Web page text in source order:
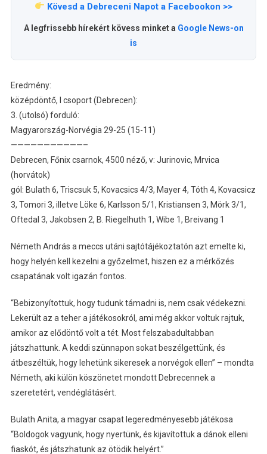
Kövesd a Debreceni Napot a Facebookon >>
A legfrissebb hírekért kövess minket a Google News-on
is
Eredmény:
középdöntő, I csoport (Debrecen):
3. (utolsó) forduló:
Magyarország-Norvégia 29-25 (15-11)
———————————–
Debrecen, Főnix csarnok, 4500 néző, v: Jurinovic, Mrvica
(horvátok)
gól: Bulath 6, Triscsuk 5, Kovacsics 4/3, Mayer 4, Tóth 4, Kovacsicz
3, Tomori 3, illetve Löke 6, Karlsson 5/1, Kristiansen 3, Mörk 3/1,
Oftedal 3, Jakobsen 2, B. Riegelhuth 1, Wibe 1, Breivang 1
Németh András a meccs utáni sajtótájékoztatón azt emelte ki,
hogy helyén kell kezelni a győzelmet, hiszen ez a mérkőzés
csapatának volt igazán fontos.
“Bebizonyítottuk, hogy tudunk támadni is, nem csak védekezni.
Lekerült az a teher a játékosokról, ami még akkor voltuk rajtuk,
amikor az elődöntő volt a tét. Most felszabadultabban
játszhattunk. A keddi szünnapon sokat beszélgettünk, és
átbeszéltük, hogy lehetünk sikeresek a norvégok ellen” – mondta
Németh, aki külön köszönetet mondott Debrecennek a
szeretetért, vendéglátásért.
Bulath Anita, a magyar csapat legeredményesebb játékosa
“Boldogok vagyunk, hogy nyertünk, és kijavítottuk a dánok elleni
fiaskót, és játszhatunk az ötödik helyért.”